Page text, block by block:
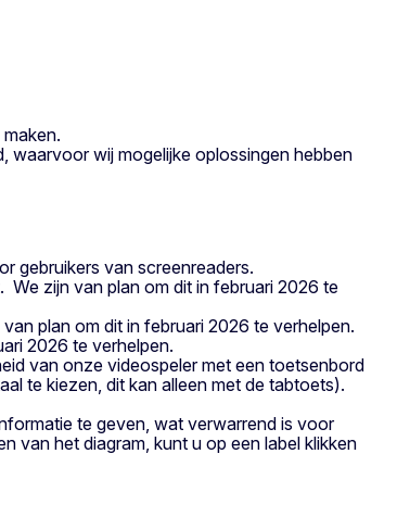
waarvoor wij mogelijke oplossingen hebben
gebruikers van screenreaders.
zijn van plan om dit in februari 2026 te
plan om dit in februari 2026 te verhelpen.
2026 te verhelpen.
van onze videospeler met een toetsenbord
te kiezen, dit kan alleen met de tabtoets).
te geven, wat verwarrend is voor
van het diagram, kunt u op een label klikken